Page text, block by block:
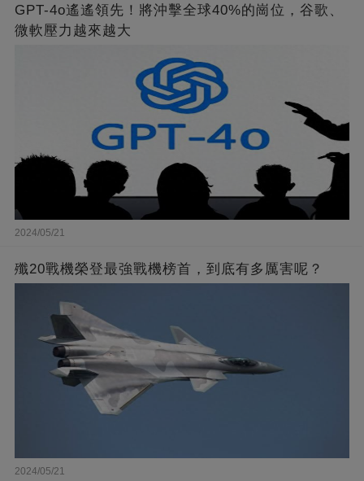
GPT-4o遙遙領先！將沖擊全球40%的崗位，谷歌、
微軟壓力越來越大
2024/05/21
殲20戰機榮登最強戰機榜首，到底有多厲害呢？
2024/05/21